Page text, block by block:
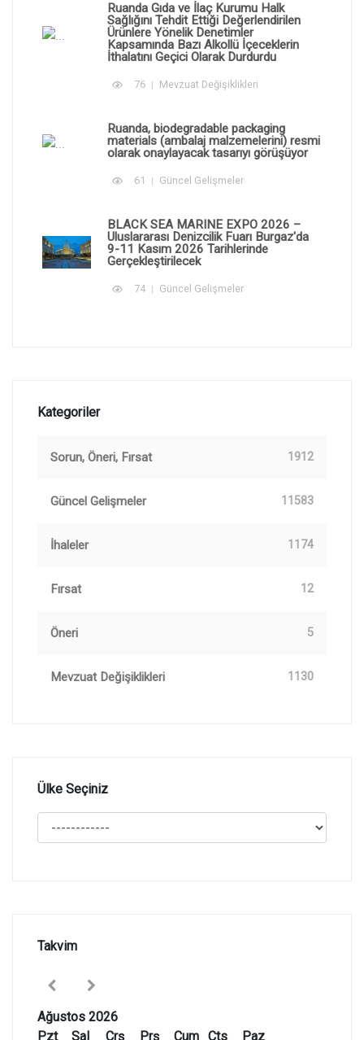
Ruanda Gıda ve İlaç Kurumu Halk
Sağlığını Tehdit Ettiği Değerlendirilen
Ürünlere Yönelik Denetimler
Kapsamında Bazı Alkollü İçeceklerin
İthalatını Geçici Olarak Durdurdu
76 Mevzuat Değişiklikleri
Ruanda, biodegradable packaging
materials (ambalaj malzemelerini) resmi
olarak onaylayacak tasarıyı görüşüyor
61 Güncel Gelişmeler
BLACK SEA MARINE EXPO 2026 –
Uluslararası Denizcilik Fuarı Burgaz'da
9-11 Kasım 2026 Tarihlerinde
Gerçekleştirilecek
74 Güncel Gelişmeler
Kategoriler
Sorun, Öneri, Fırsat 1912
Güncel Gelişmeler 11583
İhaleler 1174
Fırsat 12
Öneri 5
Mevzuat Değişiklikleri 1130
Ülke Seçiniz
Takvim
Ağustos 2026
Pzt
Sal Çrş Prş Cum Cts Paz